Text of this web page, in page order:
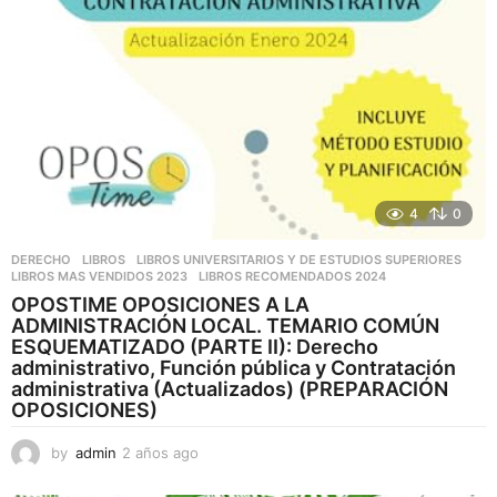
4 0
DERECHO ,LIBROS ,LIBROS UNIVERSITARIOS Y DE ESTUDIOS SUPERIORES
LIBROS MAS VENDIDOS 2023
,LIBROS RECOMENDADOS 2024
OPOSTIME OPOSICIONES A LA
ADMINISTRACIÓN LOCAL. TEMARIO COMÚN
ESQUEMATIZADO (PARTE II): Derecho
administrativo, Función pública y Contratación
administrativa (Actualizados) (PREPARACIÓN
OPOSICIONES)
by admin 2 años ago